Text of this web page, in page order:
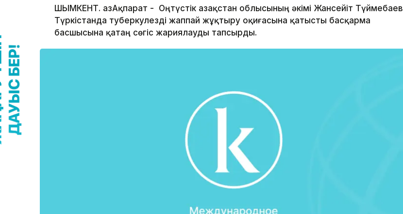
ШЫМКЕНТ. ҚазАқпарат - Оңтүстік Қазақстан облысының әкімі Жансейіт Түймебаев
Түркістанда туберкулезді жаппай жұқтыру оқиғасына қатысты басқарма
басшысына қатаң сөгіс жариялауды тапсырды.